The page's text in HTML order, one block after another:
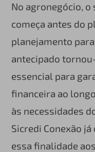
No agronegócio, o
começa antes do
planejamento
antecipado
essencial para
financeira ao
às necessidades
Sicredi Conexão
essa finalidade